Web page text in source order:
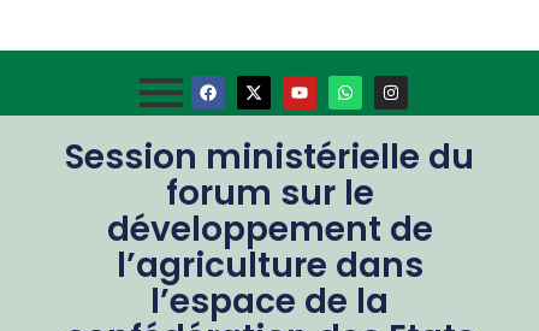
Session ministérielle du
forum sur le
développement de
l’agriculture dans
l’espace de la